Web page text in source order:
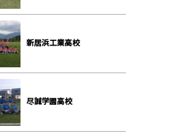
新居浜工業高校
尽誠学園高校